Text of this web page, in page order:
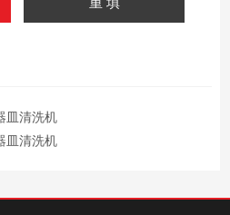
皿清洗机
皿清洗机